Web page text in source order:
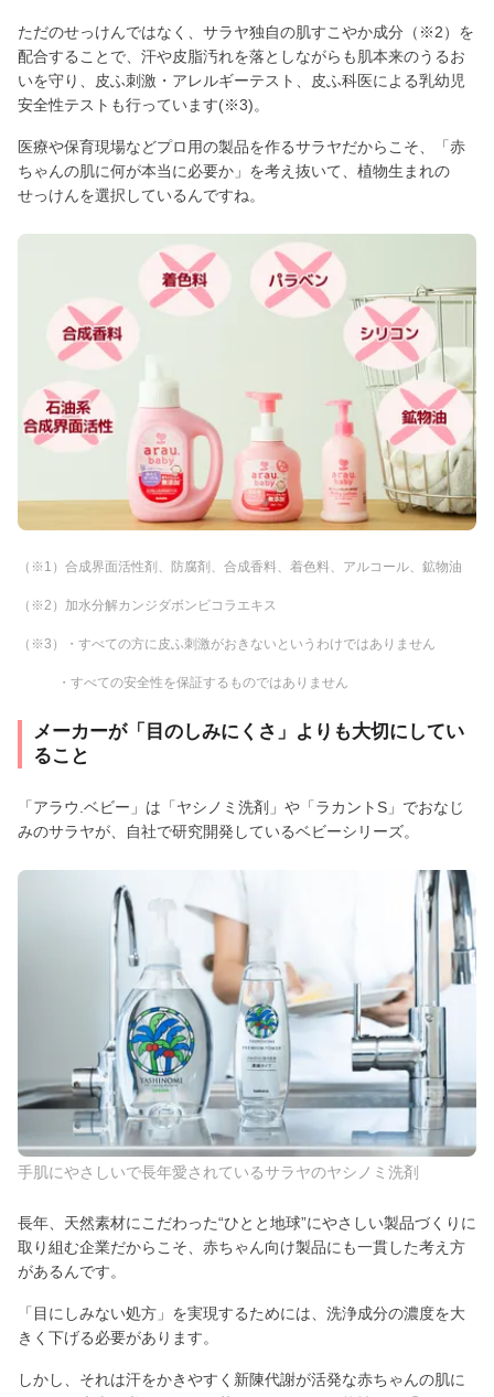
ただのせっけんではなく、サラヤ独自の肌すこやか成分（※2）を
配合することで、汗や皮脂汚れを落としながらも肌本来のうるお
いを守り、皮ふ刺激・アレルギーテスト、皮ふ科医による乳幼児
安全性テストも行っています(※3)。
医療や保育現場などプロ用の製品を作るサラヤだからこそ、「赤
ちゃんの肌に何が本当に必要か」を考え抜いて、植物生まれの
せっけんを選択しているんですね。
（※1）合成界面活性剤、防腐剤、合成香料、着色料、アルコール、鉱物油
（※2）加水分解カンジダボンビコラエキス
（※3）・すべての方に皮ふ刺激がおきないというわけではありません
・すべての安全性を保証するものではありません
メーカーが「目のしみにくさ」よりも大切にしてい
ること
「アラウ.ベビー」は「ヤシノミ洗剤」や「ラカントS」でおなじ
みのサラヤが、自社で研究開発しているベビーシリーズ。
手肌にやさしいで長年愛されているサラヤのヤシノミ洗剤
長年、天然素材にこだわった“ひとと地球”にやさしい製品づくりに
取り組む企業だからこそ、赤ちゃん向け製品にも一貫した考え方
があるんです。
「目にしみない処方」を実現するためには、洗浄成分の濃度を大
きく下げる必要があります。
しかし、それは汗をかきやすく新陳代謝が活発な赤ちゃんの肌に